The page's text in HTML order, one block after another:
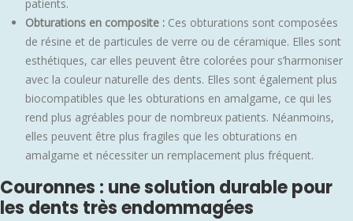
patients.
Obturations en composite : Ces obturations sont composées
de résine et de particules de verre ou de céramique. Elles sont
esthétiques, car elles peuvent être colorées pour s’harmoniser
avec la couleur naturelle des dents. Elles sont également plus
biocompatibles que les obturations en amalgame, ce qui les
rend plus agréables pour de nombreux patients. Néanmoins,
elles peuvent être plus fragiles que les obturations en
amalgame et nécessiter un remplacement plus fréquent.
Couronnes : une solution durable pour
les dents très endommagées